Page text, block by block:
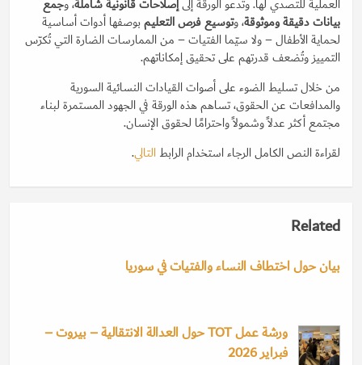
العملية للتصدي لها. وتدعو الورقة إلىإصلاحات قانونية شاملة، وجمع
بيانات دقيقة وموثوقة، وتوسيع فرص التعليمبوصفها أدوات أساسية
لحماية الأطفال – ولا سيّما الفتيات – من الممارسات الضارة التي تُكرّس
التمييز وتُضعف قدرتهم على تحقيق إمكاناتهم.
من خلال تسليط الضوء على أصوات القيادات النسائية السورية
والمدافعات عن الحقوق، تساهم هذه الورقة في الجهود المستمرة لبناء
مجتمع أكثر عدلاً وشمولاً واحترامًا لحقوق الإنسان.
لقراءة النص الكامل الرجاء استخدام الرابط التالي.
Related
بيان حول اختطاف النساء والفتيات في سوريا
ورشة عمل TOT حول العدالة الانتقالية – بيروت –
فبراير 2026